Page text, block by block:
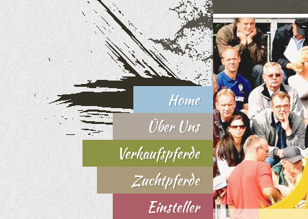
Home
Über Uns
Verkaufspferde
Zuchtpferde
Einsteller